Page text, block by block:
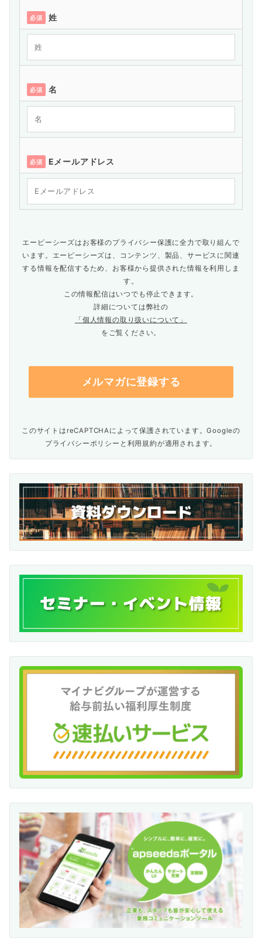
必須 姓
必須 名
必須 Eメールアドレス
エーピーシーズはお客様のプライバシー保護に全力で取り組んで
います。エーピーシーズは、コンテンツ、製品、サービスに関連
する情報を配信するため、お客様から提供された情報を利用しま
す。
この情報配信はいつでも停止できます。
詳細については弊社の
「個人情報の取り扱いについて」
をご覧ください。
このサイトはreCAPTCHAによって保護されています。Googleの
プライバシーポリシー と 利用規約が適用されます。